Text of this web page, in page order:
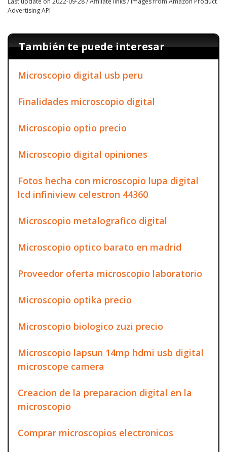
Advertising API
También te puede interesar
Microscopio digital usb peru
Finalidades microscopio digital
Microscopio optio precio
Microscopio digital opiniones
Fotos hecha con microscopio lupa digital
lcd infiniview celestron 44360
Microscopio metalografico digital
Microscopio optico barato en madrid
Proveedor oferta microscopio laboratorio
Microscopio optika precio
Microscopio biologico zuzi precio
Microscopio lapsun 14mp hdmi usb digital
microscope camera
Creacion de la preparacion digital en la
microscopio
Comprar microscopios electronicos